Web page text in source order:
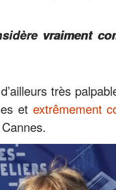
vraiment
très
et extrêmement